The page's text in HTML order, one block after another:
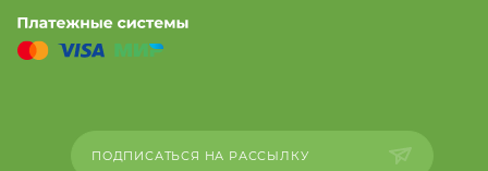
ПОДПИСАТЬСЯ НА РАССЫЛКУ